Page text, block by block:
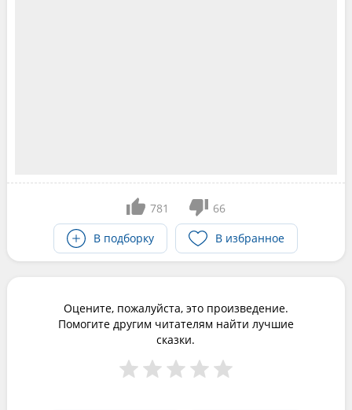
781
66
В подборку
В избранное
Оцените, пожалуйста, это произведение.
Помогите другим читателям найти лучшие
сказки.